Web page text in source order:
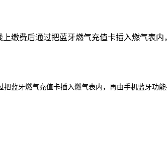
缴费后通过把蓝牙燃气充值卡插入燃气表内
把蓝牙燃气充值卡插入燃气表内， 再由手机蓝牙功能